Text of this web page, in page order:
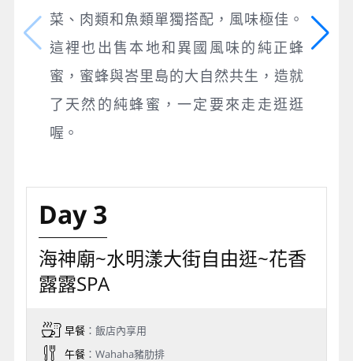
菜、肉類和魚類單獨搭配，風味極佳。
這裡也出售本地和異國風味的純正蜂
蜜，蜜蜂與峇里島的大自然共生，造就
了天然的純蜂蜜，一定要來走走逛逛
喔。
Day 3
海神廟~水明漾大街自由逛~花香
露露SPA
早餐：飯店內享用
午餐：Wahaha豬肋排